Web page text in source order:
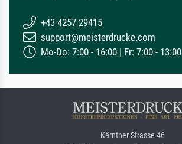
+43 4257 29415
support@meisterdrucke.com
Mo-Do: 7:00 - 16:00 | Fr: 7:00 - 13:00
Kärntner Strasse 46